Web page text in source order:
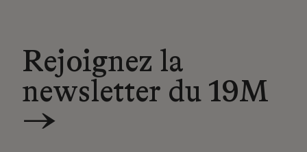
Rejoignez la
newsletter du 19M
→